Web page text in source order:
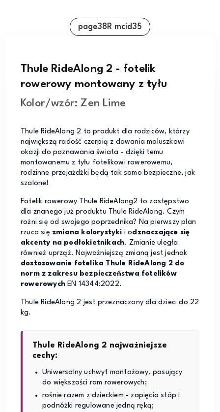
page38R mcid35
Thule RideAlong 2 - fotelik
rowerowy montowany z tyłu
Kolor/wzór: Zen Lime
Thule RideAlong 2 to produkt dla rodziców, którzy
największą radość czerpią z dawania maluszkowi
okazji do poznawania świata - dzięki temu
montowanemu z tyłu fotelikowi rowerowemu,
rodzinne przejażdżki będą tak samo bezpieczne, jak
szalone!
Fotelik rowerowy Thule RideAlong2 to zastępstwo
dla znanego już produktu Thule RideAlong. Czym
rożni się od swojego poprzednika? Na pierwszy plan
rzuca się zmiana kolorystyki i odznaczające się
akcenty na podłokietnikach. Zmianie uległa
również uprząż. Najważniejszą zmianą jest jednak
dostosowanie fotelika Thule RideAlong 2 do
norm z zakresu bezpieczeństwa fotelików
rowerowych EN 14344:2022.
Thule RideAlong 2 jest przeznaczony dla dzieci do 22
kg.
Thule RideAlong 2 najważniejsze
cechy:
Uniwersalny uchwyt montażowy, pasujący
do większości ram rowerowych;
rośnie razem z dzieckiem - zapięcia stóp i
podnóżki regulowane jedną ręką;